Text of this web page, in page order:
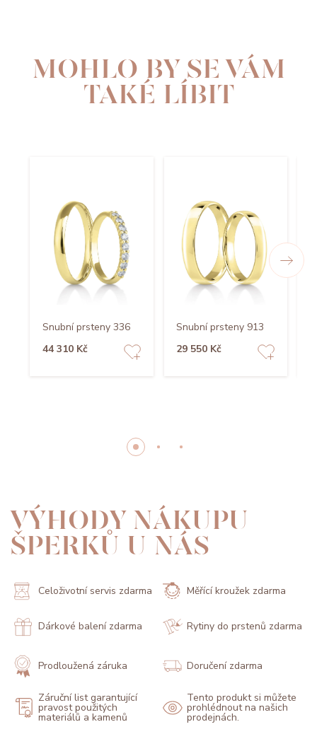
MOHLO BY SE VÁM
TAKÉ LÍBIT
Snubní prsteny 336
44 310 Kč
Snubní prsteny 913
29 550 Kč
VÝHODY NÁKUPU
ŠPERKŮ U NÁS
Celoživotní servis zdarma Měřící kroužek zdarma
Dárkové balení zdarma Rytiny do prstenů zdarma
Prodloužená záruka Doručení zdarma
Záruční list garantující
pravost použitých
materiálů a kamenů
Tento produkt si můžete
prohlédnout na našich
prodejnách.